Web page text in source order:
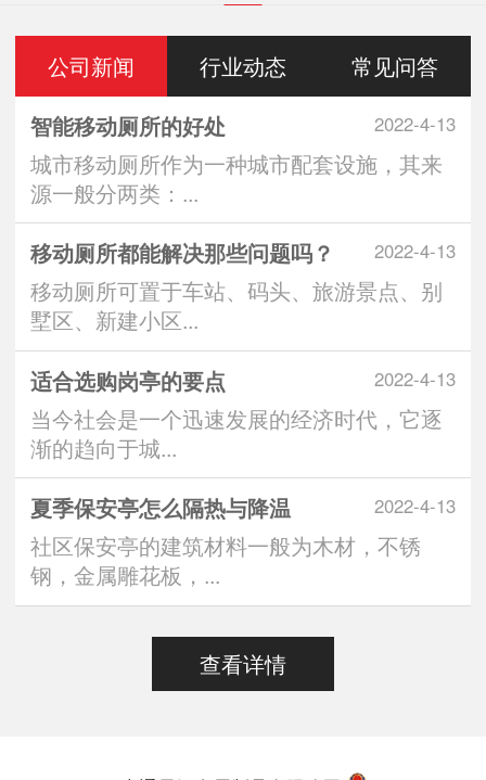
公司新闻 行业动态 常见问答
2022-4-13
智能移动厕所的好处
城市移动厕所作为一种城市配套设施，其来
源一般分两类：...
2022-4-13
移动厕所都能解决那些问题吗？
移动厕所可置于车站、码头、旅游景点、别
墅区、新建小区...
2022-4-13
适合选购岗亭的要点
当今社会是一个迅速发展的经济时代，它逐
渐的趋向于城...
2022-4-13
夏季保安亭怎么隔热与降温
社区保安亭的建筑材料一般为木材，不锈
钢，金属雕花板，...
查看详情